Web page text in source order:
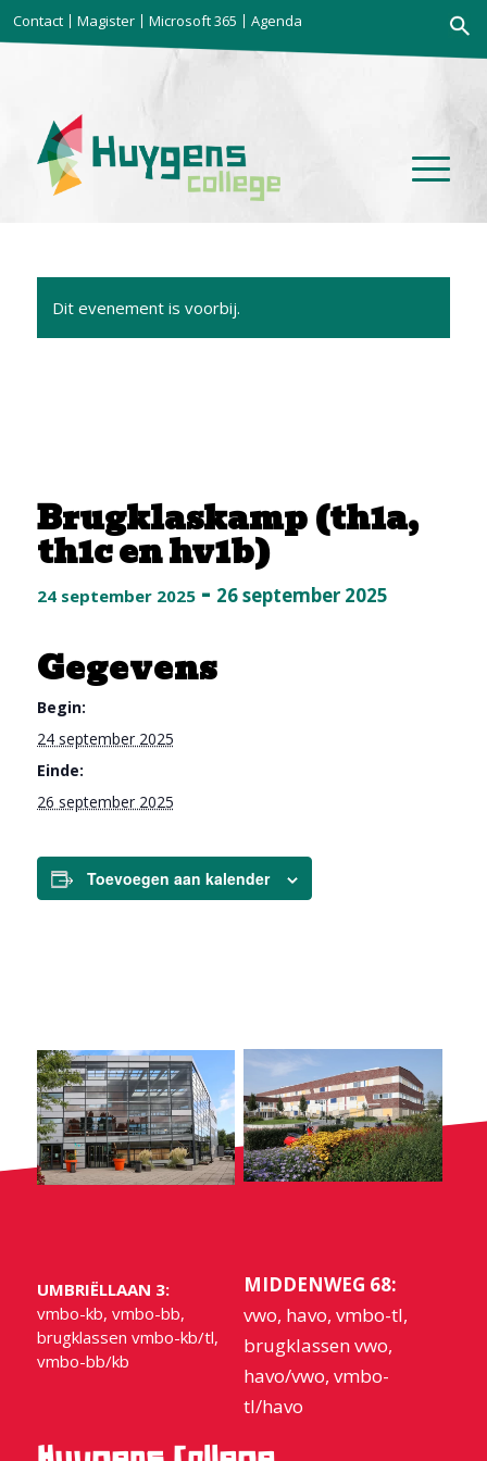
Contact Magister Microsoft 365 Agenda
naar:
Dit evenement is voorbij.
Brugklaskamp (th1a,
th1c en hv1b)
24 september 2025- 26 september 2025
Gegevens
Begin:
24 september 2025
Einde:
26 september 2025
Toevoegen aan kalender
UMBRIËLLAAN 3:
vmbo-kb, vmbo-bb,
brugklassen vmbo-kb/tl,
vmbo-bb/kb
MIDDENWEG 68:
vwo, havo, vmbo-tl,
brugklassen vwo,
havo/vwo, vmbo-
tl/havo